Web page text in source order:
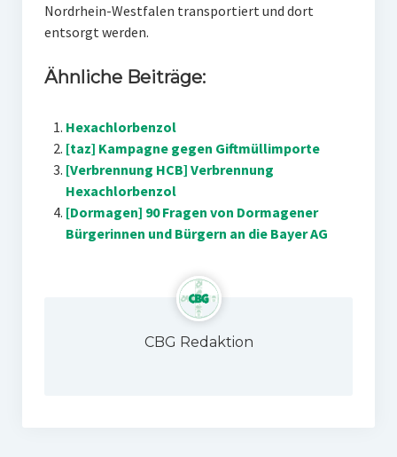
Nordrhein-Westfalen transportiert und dort
entsorgt werden.
Ähnliche Beiträge:
Hexachlorbenzol
[taz] Kampagne gegen Giftmüllimporte
[Verbrennung HCB] Verbrennung
Hexachlorbenzol
[Dormagen] 90 Fragen von Dormagener
Bürgerinnen und Bürgern an die Bayer AG
CBG Redaktion